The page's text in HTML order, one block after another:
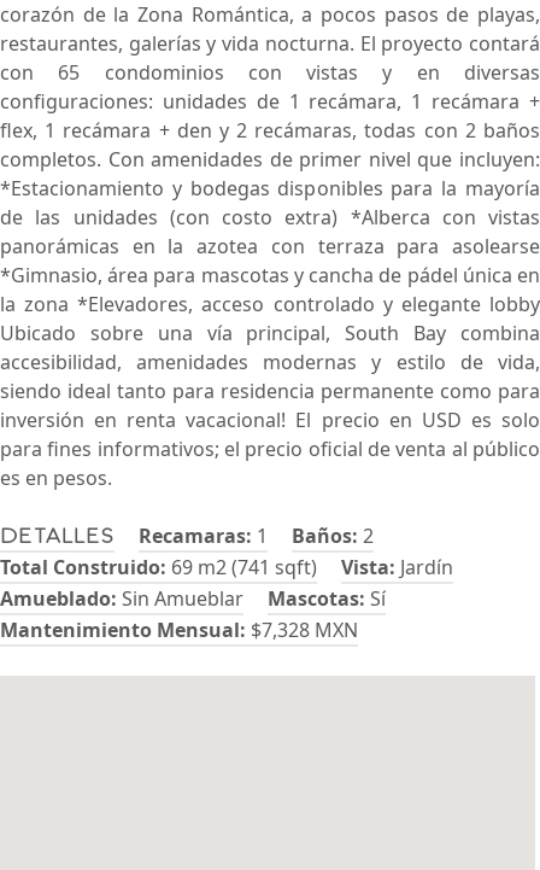
Detalles Recamaras: 1 Baños: 2
Total Construido: 69 m2 (741 sqft) Vista: Jardín
Amueblado: Sin Amueblar Mascotas: Sí
Mantenimiento Mensual: $7,328 MXN
corazón de la Zona Romántica, a pocos pasos de playas,
restaurantes, galerías y vida nocturna. El proyecto contará
con 65 condominios con vistas y en diversas
configuraciones: unidades de 1 recámara, 1 recámara +
flex, 1 recámara + den y 2 recámaras, todas con 2 baños
completos. Con amenidades de primer nivel que incluyen:
*Estacionamiento y bodegas disponibles para la mayoría
de las unidades (con costo extra) *Alberca con vistas
panorámicas en la azotea con terraza para asolearse
*Gimnasio, área para mascotas y cancha de pádel única en
la zona *Elevadores, acceso controlado y elegante lobby
Ubicado sobre una vía principal, South Bay combina
accesibilidad, amenidades modernas y estilo de vida,
siendo ideal tanto para residencia permanente como para
inversión en renta vacacional! El precio en USD es solo
para fines informativos; el precio oficial de venta al público
es en pesos.